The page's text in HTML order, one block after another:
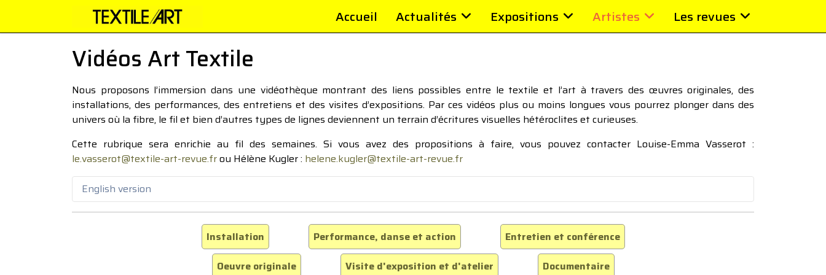
Accueil Actualités Expositions Artistes Les revues
Vidéos Art Textile
Nous proposons l’immersion dans une vidéothèque montrant des liens possibles entre le textile et l’art à travers des œuvres originales, des
installations, des performances, des entretiens et des visites d’expositions. Par ces vidéos plus ou moins longues vous pourrez plonger dans des
univers où la fibre, le fil et bien d’autres types de lignes deviennent un terrain d’écritures visuelles hétéroclites et curieuses.
Cette rubrique sera enrichie au fil des semaines. Si vous avez des propositions à faire, vous pouvez contacter Louise-Emma Vasserot :
le.vasserot@textile-art-revue.frou Hélène Kugler : helene.kugler@textile-art-revue.fr
English version
Installation Performance, danse et action
Entretien et conférence
Oeuvre originale
Visite d'exposition et d'atelier Documentaire